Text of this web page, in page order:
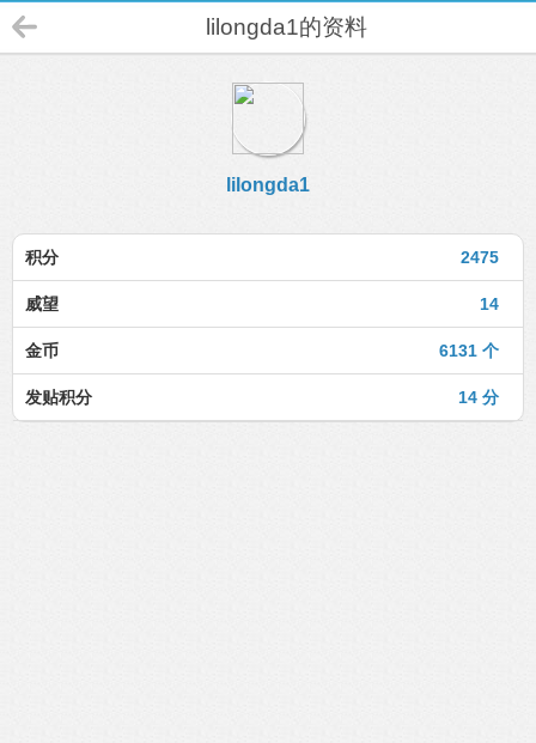
lilongda1的资料
lilongda1
2475
积分
14
威望
6131 个
金币
14 分
发贴积分